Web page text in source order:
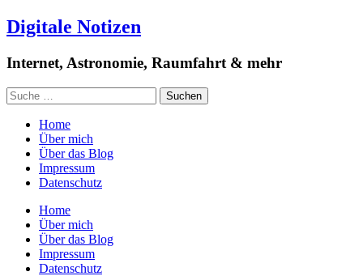
Digitale Notizen
Internet, Astronomie, Raumfahrt & mehr
Home
Über mich
Über das Blog
Impressum
Datenschutz
Home
Über mich
Über das Blog
Impressum
Datenschutz